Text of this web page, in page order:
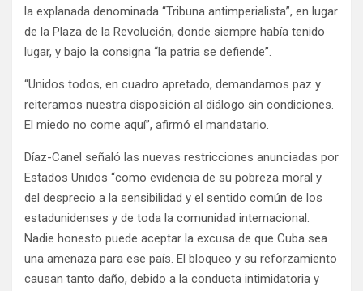
la explanada denominada “Tribuna antimperialista”, en lugar
de la Plaza de la Revolución, donde siempre había tenido
lugar, y bajo la consigna “la patria se defiende”.
“Unidos todos, en cuadro apretado, demandamos paz y
reiteramos nuestra disposición al diálogo sin condiciones.
El miedo no come aquí”, afirmó el mandatario.
Díaz-Canel señaló las nuevas restricciones anunciadas por
Estados Unidos “como evidencia de su pobreza moral y
del desprecio a la sensibilidad y el sentido común de los
estadunidenses y de toda la comunidad internacional.
Nadie honesto puede aceptar la excusa de que Cuba sea
una amenaza para ese país. El bloqueo y su reforzamiento
causan tanto daño, debido a la conducta intimidatoria y